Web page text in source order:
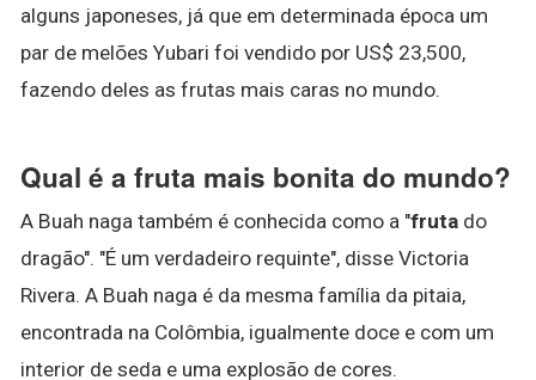
alguns japoneses, já que em determinada época um
par de melões Yubari foi vendido por US$ 23,500,
fazendo deles as frutas mais caras no mundo.
Qual é a fruta mais bonita do mundo?
A Buah naga também é conhecida como a "fruta do
dragão". "É um verdadeiro requinte", disse Victoria
Rivera. A Buah naga é da mesma família da pitaia,
encontrada na Colômbia, igualmente doce e com um
interior de seda e uma explosão de cores.